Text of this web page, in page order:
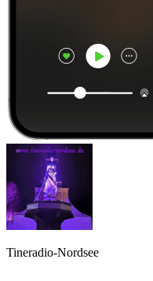
Tineradio-Nordsee